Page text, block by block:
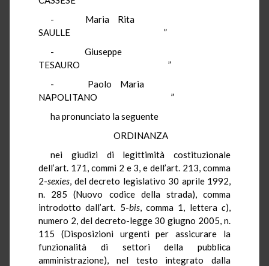
- Maria Rita
SAULLE ”
- Giuseppe
TESAURO ”
- Paolo Maria
NAPOLITANO ”
ha pronunciato la seguente
ORDINANZA
nei giudizi di legittimità costituzionale
dell’art. 171, commi 2 e 3, e dell’art. 213, comma
2-sexies, del decreto legislativo 30 aprile 1992,
n. 285 (Nuovo codice della strada), comma
introdotto dall’art. 5-bis, comma 1, letterac),
numero 2, del decreto-legge 30 giugno 2005, n.
115 (Disposizioni urgenti per assicurare la
funzionalità di settori della pubblica
amministrazione), nel testo integrato dalla